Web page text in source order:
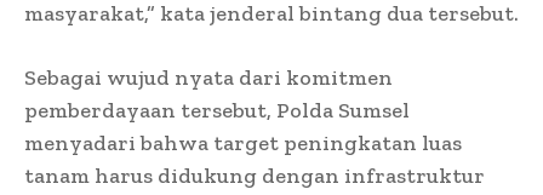
masyarakat,” kata jenderal bintang dua tersebut.
Sebagai wujud nyata dari komitmen
pemberdayaan tersebut, Polda Sumsel
menyadari bahwa target peningkatan luas
tanam harus didukung dengan infrastruktur